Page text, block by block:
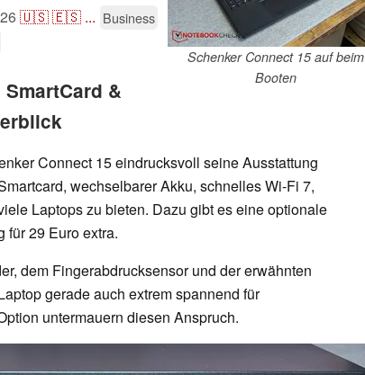
Schenker Connect 15 auf beim
Booten
🇺🇸🇪🇸 ... Business
&
Connect 15 eindrucksvoll seine Ausstattung
wechselbarer Akku, schnelles Wi-Fi 7,
Laptops zu bieten. Dazu gibt es eine optionale
für 29 Euro extra.
dem Fingerabdrucksensor und der erwähnten
gerade auch extrem spannend für
untermauern diesen Anspruch.